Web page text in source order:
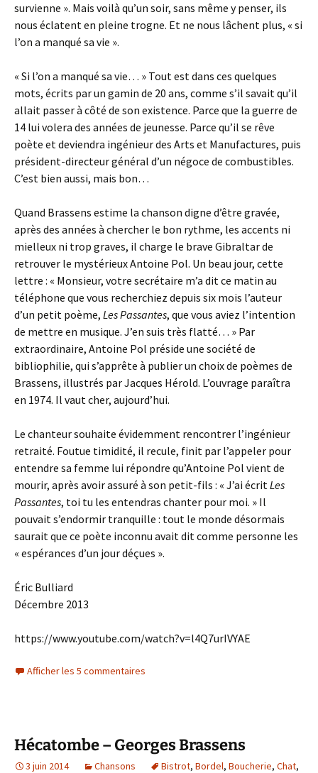
survienne ». Mais voilà qu’un soir, sans même y penser, ils
nous éclatent en pleine trogne. Et ne nous lâchent plus, « si
l’on a manqué sa vie ».
« Si l’on a manqué sa vie… » Tout est dans ces quelques
mots, écrits par un gamin de 20 ans, comme s’il savait qu’il
allait passer à côté de son existence. Parce que la guerre de
14 lui volera des années de jeunesse. Parce qu’il se rêve
poète et deviendra ingénieur des Arts et Manufactures, puis
président-directeur général d’un négoce de combustibles.
C’est bien aussi, mais bon…
Quand Brassens estime la chanson digne d’être gravée,
après des années à chercher le bon rythme, les accents ni
mielleux ni trop graves, il charge le brave Gibraltar de
retrouver le mystérieux Antoine Pol. Un beau jour, cette
lettre : « Monsieur, votre secrétaire m’a dit ce matin au
téléphone que vous recherchiez depuis six mois l’auteur
d’un petit poème, Les Passantes, que vous aviez l’intention
de mettre en musique. J’en suis très flatté… » Par
extraordinaire, Antoine Pol préside une société de
bibliophilie, qui s’apprête à publier un choix de poèmes de
Brassens, illustrés par Jacques Hérold. L’ouvrage paraîtra
en 1974. Il vaut cher, aujourd’hui.
Le chanteur souhaite évidemment rencontrer l’ingénieur
retraité. Foutue timidité, il recule, finit par l’appeler pour
entendre sa femme lui répondre qu’Antoine Pol vient de
mourir, après avoir assuré à son petit-fils : « J’ai écritLes
Passantes, toi tu les entendras chanter pour moi. » Il
pouvait s’endormir tranquille : tout le monde désormais
saurait que ce poète inconnu avait dit comme personne les
« espérances d’un jour déçues ».
Éric Bulliard
Décembre 2013
https://www.youtube.com/watch?v=l4Q7urIVYAE
Afficher les 5 commentaires
Hécatombe – Georges Brassens
3 juin 2014 Chansons Bistrot, Bordel, Boucherie, Chat,